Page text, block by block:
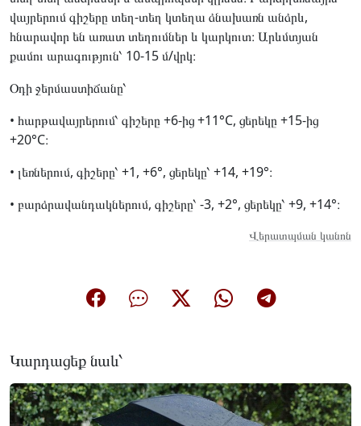
վայրերում գիշերը տեղ-տեղ կտեղա ձնախառն անձրև,
հնարավոր են առատ տեղումներ և կարկուտ։ Արևմտյան
քամու արագություն՝ 10-15 մ/վրկ։
Օդի ջերմաստիճանը՝
• հարթավայրերում՝ գիշերը +6-ից +11°C, ցերեկը +15-ից
+20°C։
• լեռներում, գիշերը՝ +1, +6°, ցերեկը՝ +14, +19°։
• բարձրավանդակներում, գիշերը՝ -3, +2°, ցերեկը՝ +9, +14°։
Վերատպման կանոն
Կարդացեք նաև՝